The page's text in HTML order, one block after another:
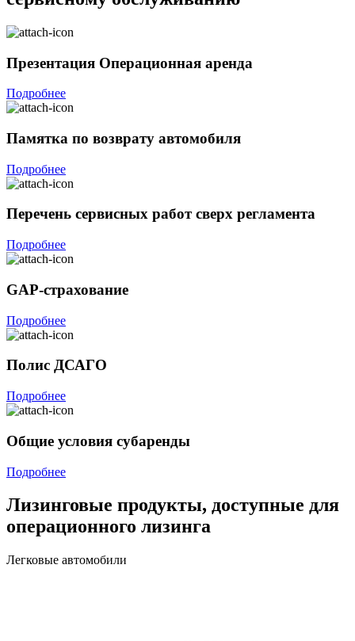
Презентация Операционная аренда
Подробнее
Памятка по возврату автомобиля
Подробнее
Перечень сервисных работ сверх регламента
Подробнее
GAP-страхование
Подробнее
Полис ДСАГО
Подробнее
Общие условия субаренды
Подробнее
Лизинговые продукты, доступные для
операционного лизинга
Легковые автомобили